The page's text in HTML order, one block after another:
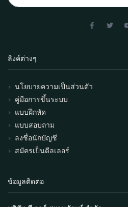
ลิงค์ต่างๆ
นโยบายความเป็นส่วนตัว
คู่มือการขึ้นระบบ
แบบฝึกหัด
แบบสอบถาม
ลงชื่อนักบัญชี
สมัครเป็นดีลเลอร์
ข้อมูลติดต่อ